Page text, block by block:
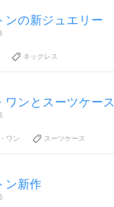
ンの新ジュエリー
ネックレス
ワンとスーツケース
ワン スーツケース
ン新作